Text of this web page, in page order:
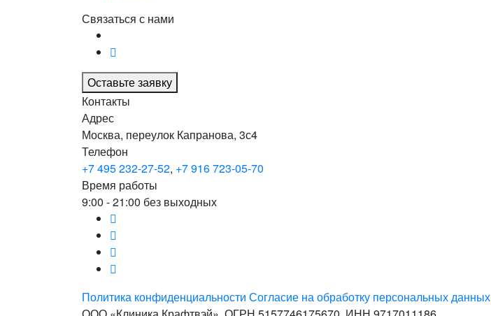
Связаться с нами
Оставьте заявку
Контакты
Адрес
Москва, переулок Капранова, 3с4
Телефон
+7 495 232-27-52, +7 916 723-05-70
Время работы
9:00 - 21:00 без выходных
Политика конфиденциальности Согласие на обработку персональных данных